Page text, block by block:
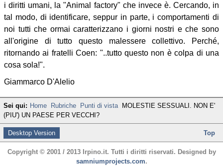
i diritti umani, la "Animal factory" che invece è. Cercando, in
tal modo, di identificare, seppur in parte, i comportamenti di
noi tutti che ormai caratterizzano i giorni nostri e che sono
all'origine di tutto questo malessere collettivo. Perché,
ritornando ai fratelli Coen: "..tutto questo non è colpa di una
cosa sola!".
Giammarco D'Alelio
Sei qui: Home Rubriche Punti di vista
MOLESTIE SESSUALI. NON E'
(PIU') UN PAESE PER VECCHI?
Desktop Version Top
Copyright © 2001 / 2013 Irpino.it. Tutti i diritti riservati. Designed by
samniumprojects.com.